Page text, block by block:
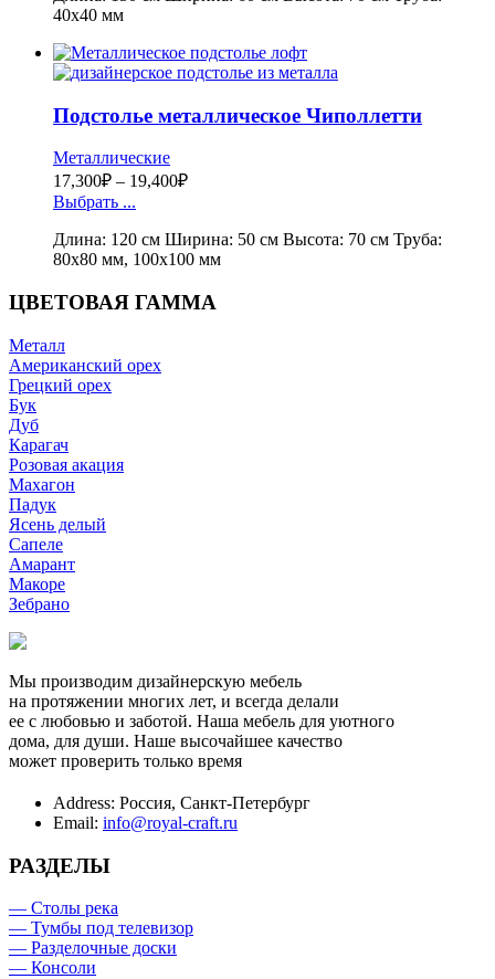
40х40 мм
Подстолье металлическое Чиполлетти
Металлические
17,300₽ – 19,400₽
Выбрать ...
Длина: 120 см Ширина: 50 см Высота: 70 см Труба:
80х80 мм, 100х100 мм
ЦВЕТОВАЯ ГАММА
Металл
Американский орех
Грецкий орех
Бук
Дуб
Карагач
Розовая акация
Махагон
Падук
Ясень делый
Сапеле
Амарант
Макоре
Зебрано
Мы производим дизайнерскую мебель
на протяжении многих лет, и всегда делали
ее с любовью и заботой. Наша мебель для уютного
дома, для души. Наше высочайшее качество
может проверить только время
Address: Россия, Санкт-Петербург
Email: info@royal-craft.ru
РАЗДЕЛЫ
— Столы река
— Тумбы под телевизор
— Разделочные доски
— Консоли